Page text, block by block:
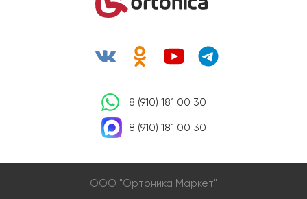
8 (910) 181 00 30
8 (910) 181 00 30
OOO "Ортоника Маркет"